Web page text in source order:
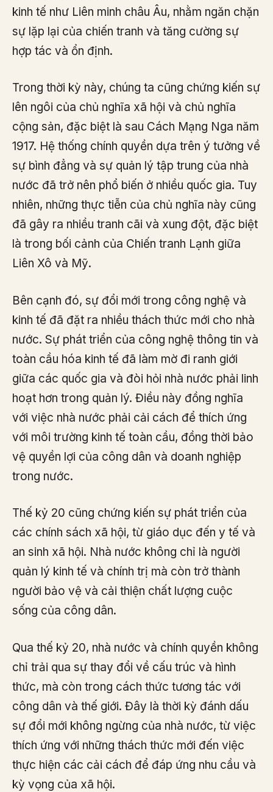
kinh tế như Liên minh châu Âu, nhằm ngăn chặn
sự lặp lại của chiến tranh và tăng cường sự
hợp tác và ổn định.
Trong thời kỳ này, chúng ta cũng chứng kiến sự
lên ngôi của chủ nghĩa xã hội và chủ nghĩa
cộng sản, đặc biệt là sau Cách Mạng Nga năm
1917. Hệ thống chính quyền dựa trên ý tưởng về
sự bình đẳng và sự quản lý tập trung của nhà
nước đã trở nên phổ biến ở nhiều quốc gia. Tuy
nhiên, những thực tiễn của chủ nghĩa này cũng
đã gây ra nhiều tranh cãi và xung đột, đặc biệt
là trong bối cảnh của Chiến tranh Lạnh giữa
Liên Xô và Mỹ.
Bên cạnh đó, sự đổi mới trong công nghệ và
kinh tế đã đặt ra nhiều thách thức mới cho nhà
nước. Sự phát triển của công nghệ thông tin và
toàn cầu hóa kinh tế đã làm mờ đi ranh giới
giữa các quốc gia và đòi hỏi nhà nước phải linh
hoạt hơn trong quản lý. Điều này đồng nghĩa
với việc nhà nước phải cải cách để thích ứng
với môi trường kinh tế toàn cầu, đồng thời bảo
vệ quyền lợi của công dân và doanh nghiệp
trong nước.
Thế kỷ 20 cũng chứng kiến sự phát triển của
các chính sách xã hội, từ giáo dục đến y tế và
an sinh xã hội. Nhà nước không chỉ là người
quản lý kinh tế và chính trị mà còn trở thành
người bảo vệ và cải thiện chất lượng cuộc
sống của công dân.
Qua thế kỷ 20, nhà nước và chính quyền không
chỉ trải qua sự thay đổi về cấu trúc và hình
thức, mà còn trong cách thức tương tác với
công dân và thế giới. Đây là thời kỳ đánh dấu
sự đổi mới không ngừng của nhà nước, từ việc
thích ứng với những thách thức mới đến việc
thực hiện các cải cách để đáp ứng nhu cầu và
kỳ vọng của xã hội.